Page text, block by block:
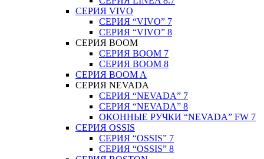
СЕРИЯ VIVO
СЕРИЯ “VIVO” 7
СЕРИЯ “VIVO” 8
СЕРИЯ ВOOM
СЕРИЯ ВOOM 7
СЕРИЯ ВOOM 8
СЕРИЯ ВOOM A
СЕРИЯ NEVADA
СЕРИЯ “NEVADA” 7
СЕРИЯ “NEVADA” 8
ОКОННЫЕ РУЧКИ “NEVADA” FW 7
СЕРИЯ OSSIS
СЕРИЯ “OSSIS” 7
СЕРИЯ “OSSIS” 8